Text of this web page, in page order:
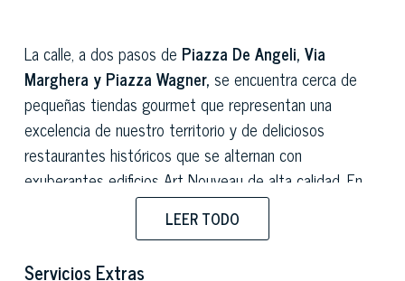
La calle, a dos pasos de Piazza De Angeli, Via
Marghera y Piazza Wagner, se encuentra cerca de
pequeñas tiendas gourmet que representan una
excelencia de nuestro territorio y de deliciosos
restaurantes históricos que se alternan con
exuberantes edificios Art Nouveau de alta calidad. En
uno de ellos se ofrece a la venta un ala completa,
completamente independiente y equipada con doble
LEER TODO
Servicios Extras